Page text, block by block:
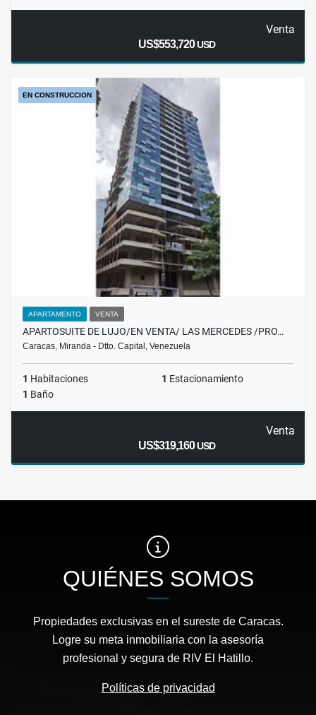
Venta
US$553,720USD
EN CONSTRUCCION
APARTAMENTO VENTA
APARTOSUITE DE LUJO/EN VENTA/ LAS MERCEDES /PRO…
Caracas, Miranda - Dtto. Capital, Venezuela
1 Habitaciones 1 Estacionamiento
1 Baño
Venta
US$319,160USD
QUIÉNES SOMOS
Propiedades exclusivas en el sureste de Caracas.
Logre su meta inmobiliaria con la asesoría
profesional y segura de RIV El Hatillo.
Políticas de privacidad